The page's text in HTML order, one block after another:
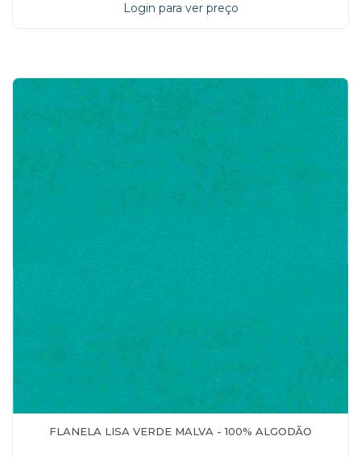
Login para ver preço
FLANELA LISA VERDE MALVA - 100% ALGODÃO